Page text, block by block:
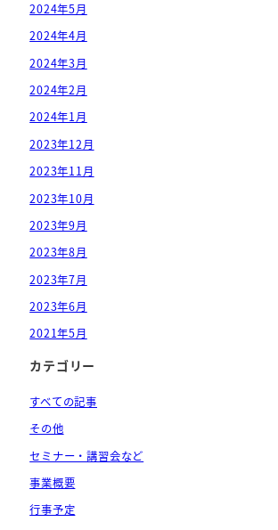
2024年5月
2024年4月
2024年3月
2024年2月
2024年1月
2023年12月
2023年11月
2023年10月
2023年9月
2023年8月
2023年7月
2023年6月
2021年5月
カテゴリー
すべての記事
その他
セミナー・講習会など
事業概要
行事予定